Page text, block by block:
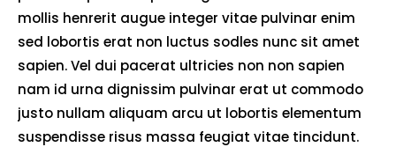
mollis henrerit augue integer vitae pulvinar enim
sed lobortis erat non luctus sodles nunc sit amet
sapien. Vel dui pacerat ultricies non non sapien
nam id urna dignissim pulvinar erat ut commodo
justo nullam aliquam arcu ut lobortis elementum
suspendisse risus massa feugiat vitae tincidunt.